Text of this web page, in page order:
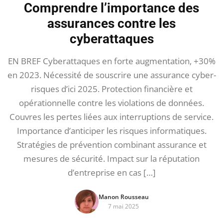
Comprendre l’importance des
assurances contre les
cyberattaques
EN BREF Cyberattaques en forte augmentation, +30%
en 2023. Nécessité de souscrire une assurance cyber-
risques d’ici 2025. Protection financière et
opérationnelle contre les violations de données.
Couvres les pertes liées aux interruptions de service.
Importance d’anticiper les risques informatiques.
Stratégies de prévention combinant assurance et
mesures de sécurité. Impact sur la réputation
d’entreprise en cas […]
Manon Rousseau
7 mai 2025